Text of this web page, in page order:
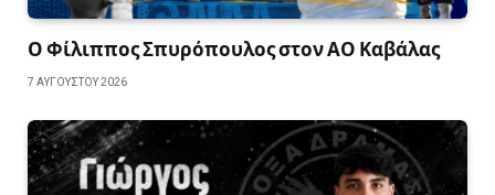
Ο Φίλιππος Σπυρόπουλος στον ΑΟ Καβάλας
7 ΑΥΓΟΎΣΤΟΥ 2026